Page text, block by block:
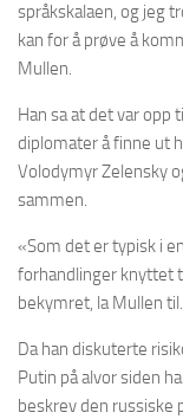
språkskalaen, og jeg
kan for å prøve å
Mullen.
Han sa at det var opp
diplomater å finne ut
Volodymyr Zelensky
sammen.
«Som det er typisk i
forhandlinger knyttet
bekymret, la Mullen til.
Da han diskuterte
Putin på alvor siden
beskrev den russiske